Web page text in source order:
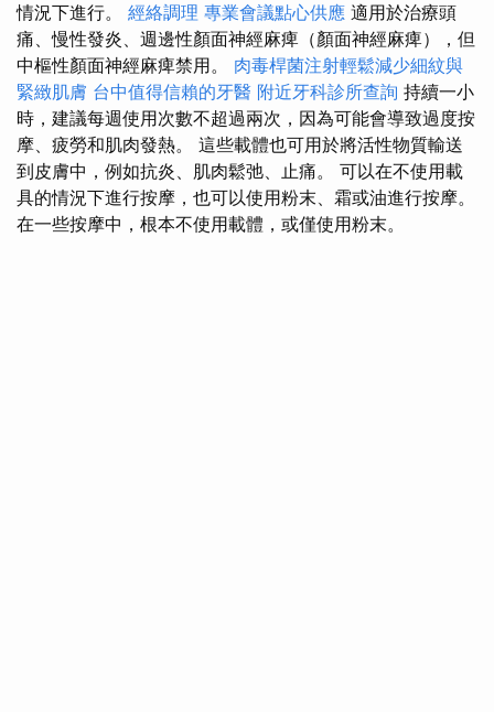
情況下進行。 經絡調理 專業會議點心供應 適用於治療頭
痛、慢性發炎、週邊性顏面神經麻痺（顏面神經麻痺），但
中樞性顏面神經麻痺禁用。 肉毒桿菌注射輕鬆減少細紋與
緊緻肌膚 台中值得信賴的牙醫 附近牙科診所查詢 持續一小
時，建議每週使用次數不超過兩次，因為可能會導致過度按
摩、疲勞和肌肉發熱。 這些載體也可用於將活性物質輸送
到皮膚中，例如抗炎、肌肉鬆弛、止痛。 可以在不使用載
具的情況下進行按摩，也可以使用粉末、霜或油進行按摩。
在一些按摩中，根本不使用載體，或僅使用粉末。